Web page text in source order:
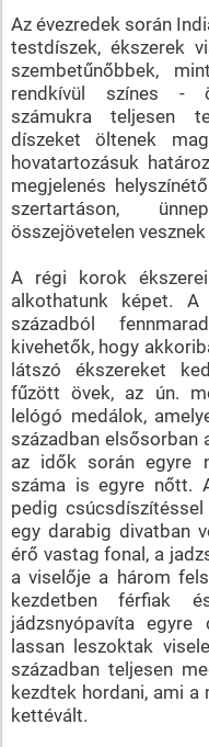
Az évezredek során
testdíszek, ékszerek
szembetűnőbbek,
rendkívül színes -
számukra teljesen
díszeket öltenek
hovatartozásuk
megjelenés
szertartáson,
összejövetelen
A régi korok
alkothatunk képet.
századból
kivehetők, hogy
látszó ékszereket
fűzött övek, az ún.
lelógó medálok,
században elsősorban
az idők során egyre
száma is egyre nőtt.
pedig
egy darabig divatban
érő vastag fonal, a
a viselője a három
kezdetben férfiak
jádzsnyópavíta
lassan leszoktak
században teljesen
kezdtek hordani, ami
kettévált.